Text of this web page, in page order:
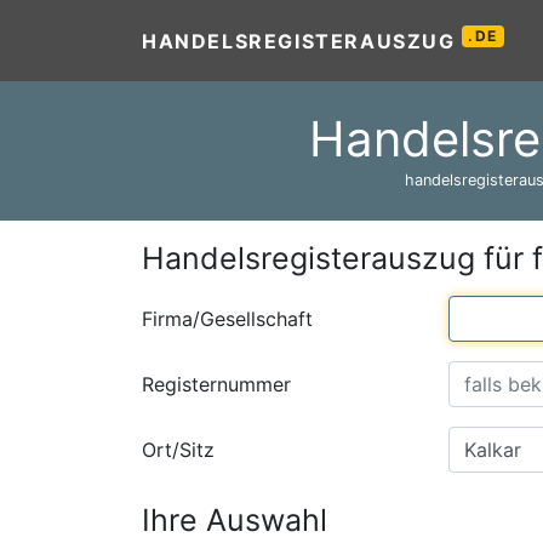
HANDELSREGISTERAUSZUG .DE
Handelsregisterauszug für
Firma/Gesellschaft
Registernummer
Ort/Sitz
Ihre Auswahl